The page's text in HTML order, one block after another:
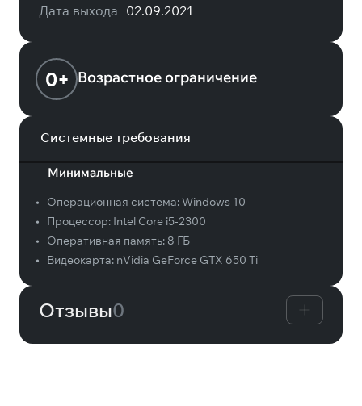
Дата выхода 02.09.2021
0+ Возрастное ограничение
Системные требования
Минимальные
• Операционная система:Windows 10
•
Процессор: Intel Core i5-2300
•
Оперативная память: 8 ГБ
•
Видеокарта: nVidia GeForce GTX 650 Ti
Отзывы0